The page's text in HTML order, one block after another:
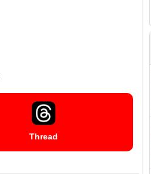
Thread